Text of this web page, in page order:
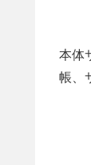
本体
帳、